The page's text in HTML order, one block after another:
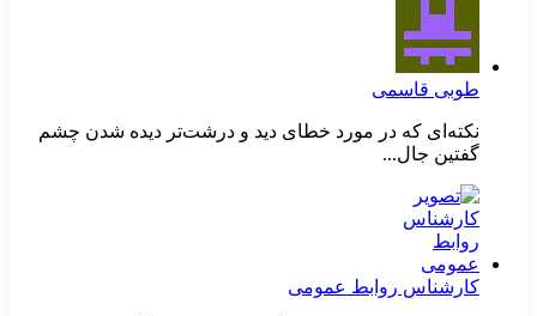
طوبی قاسمی
نکته‌ای که در مورد خطای دید و درشت‌تر دیده شدن چشم
گفتین جال...
کارشناس روابط عمومی